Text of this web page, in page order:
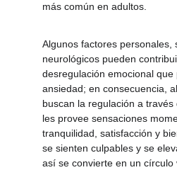
más común en adultos.
Algunos factores personales,
neurológicos pueden
desregulación emocional
ansiedad; en consecuencia,
buscan la regulación a
les provee sensaciones
tranquilidad, satisfacción y
se sienten culpables y se
así se convierte en un círculo